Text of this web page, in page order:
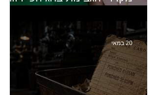
סמנכ״לית השיווק והמכירות
של מחלבות גד
20 במאי